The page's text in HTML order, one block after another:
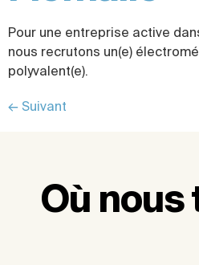
Pour une entreprise active
nous recrutons un(e)
polyvalent(e).
← Suivant
Où nous